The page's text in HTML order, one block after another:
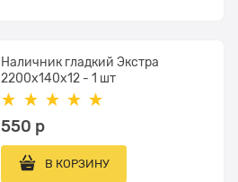
Наличник гладкий Экстра
2200x140x12 - 1 шт
550 р
В КОРЗИНУ